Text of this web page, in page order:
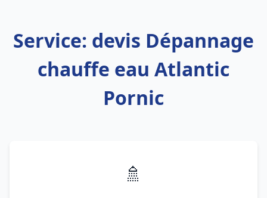
Service: devis Dépannage
chauffe eau Atlantic
Pornic
🚿